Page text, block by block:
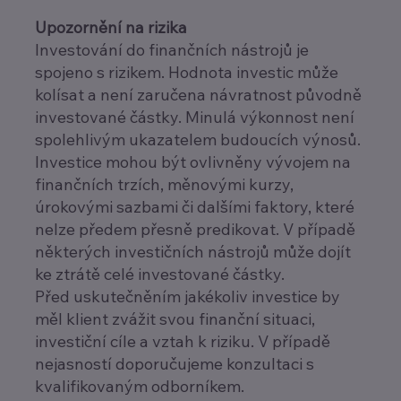
Upozornění na rizika
Investování do finančních nástrojů je
spojeno s rizikem. Hodnota investic může
kolísat a není zaručena návratnost původně
investované částky. Minulá výkonnost není
spolehlivým ukazatelem budoucích výnosů.
Investice mohou být ovlivněny vývojem na
finančních trzích, měnovými kurzy,
úrokovými sazbami či dalšími faktory, které
nelze předem přesně predikovat. V případě
některých investičních nástrojů může dojít
ke ztrátě celé investované částky.
Před uskutečněním jakékoliv investice by
měl klient zvážit svou finanční situaci,
investiční cíle a vztah k riziku. V případě
nejasností doporučujeme konzultaci s
kvalifikovaným odborníkem.